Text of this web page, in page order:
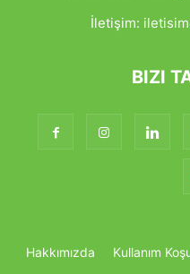
İletişim:
BIZI
Hakkımızda Kullanım